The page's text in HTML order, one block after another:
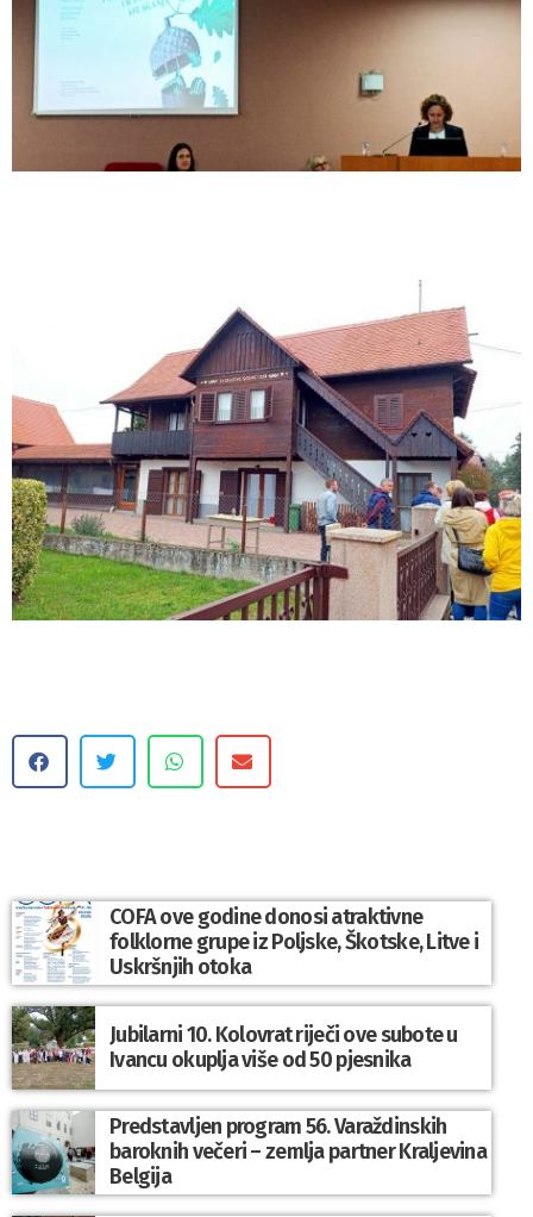
COFA ove godine donosi atraktivne
folklorne grupe iz Poljske, Škotske, Litve i
Uskršnjih otoka
Jubilarni 10. Kolovrat riječi ove subote u
Ivancu okuplja više od 50 pjesnika
Predstavljen program 56. Varaždinskih
baroknih večeri – zemlja partner Kraljevina
Belgija